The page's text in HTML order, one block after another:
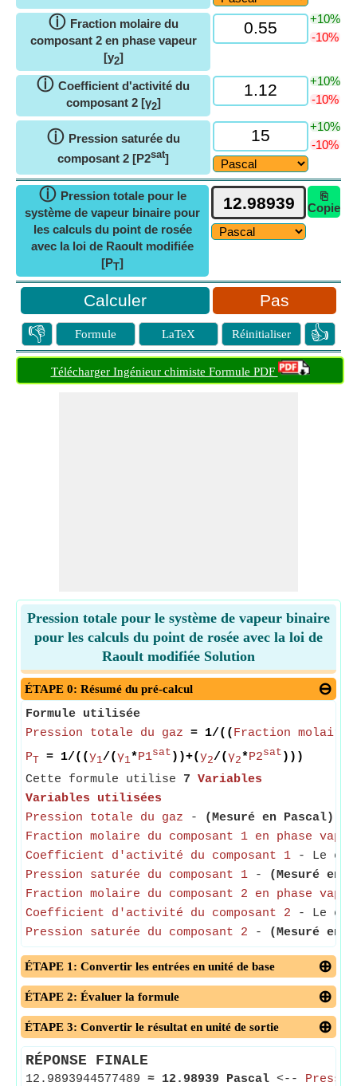
ⓘ Fraction molaire du
composant 2 en phase vapeur
[y2]
+10%
-10%
ⓘ Coefficient d'activité du
composant 2 [γ2]
+10%
-10%
ⓘ Pression saturée du
composant 2 [P2sat]
+10%
-10%
ⓘ Pression totale pour le
système de vapeur binaire pour
les calculs du point de rosée
avec la loi de Raoult modifiée
[PT]
⎘
Copie
Pas
👎 Formule LaTeX Réinitialiser 👍
Télécharger Ingénieur chimiste Formule PDF
Pression totale pour le système de vapeur binaire
pour les calculs du point de rosée avec la loi de
Raoult modifiée Solution
ÉTAPE 0: Résumé du pré-calcul
Formule utilisée
Pression totale du gaz = 1/(( Fraction molaire
P T = 1/((y1/(γ1*P1sat ))+(y2/(γ2*P2sat )))
Cette formule utilise 7 Variables
Variables utilisées
Pression totale du gaz - (Mesuré en Pascal)
Fraction molaire du composant 1 en phase
Coefficient d'activité du composant 1 - Le
Pression saturée du composant 1 -
(Mesuré en
Fraction molaire du composant 2 en phase
Coefficient d'activité du composant 2 - Le
Pression saturée du composant 2 - (Mesuré en
ÉTAPE 1: Convertir les entrées en unité de base
ÉTAPE 2: Évaluer la formule
ÉTAPE 3: Convertir le résultat en unité de sortie
RÉPONSE FINALE
12.9893944577489 ≈ 12.98939 Pascal <--